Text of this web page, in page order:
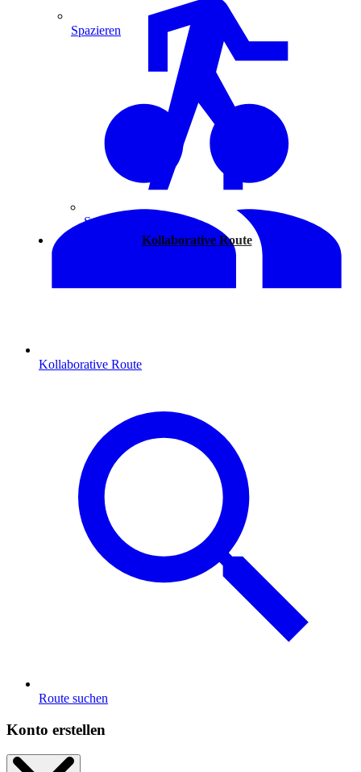
Spazieren
Kollaborative Route
Spazieren
Kollaborative Route
Route suchen
Konto erstellen